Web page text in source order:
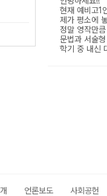
언론보도 사회공헌